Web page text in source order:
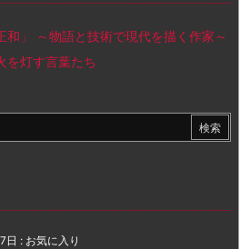
和」 ～物語と技術で現代を描く作家～
を灯す言葉たち
日 : お気に入り